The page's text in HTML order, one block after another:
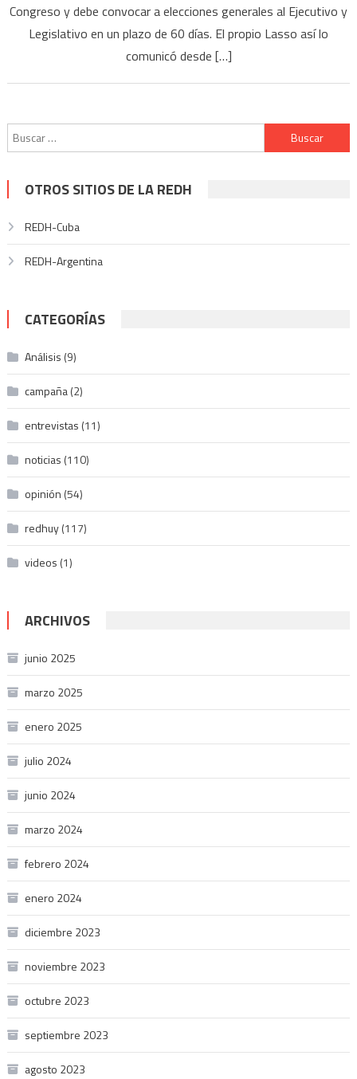
Congreso y debe convocar a elecciones generales al Ejecutivo y
Legislativo en un plazo de 60 días. El propio Lasso así lo
comunicó desde […]
Buscar:
OTROS SITIOS DE LA REDH
REDH-Cuba
REDH-Argentina
CATEGORÍAS
Análisis (9)
campaña(2)
entrevistas (11)
noticias (110)
opinión (54)
redhuy(117)
videos (1)
ARCHIVOS
junio 2025
marzo 2025
enero 2025
julio 2024
junio 2024
marzo 2024
febrero 2024
enero 2024
diciembre 2023
noviembre 2023
octubre 2023
septiembre 2023
agosto 2023